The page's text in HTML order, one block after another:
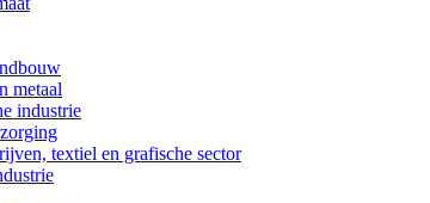
metaal
industrie
textiel en grafische sector